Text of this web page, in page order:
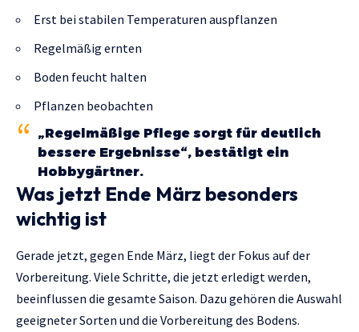
Erst bei stabilen Temperaturen auspflanzen
Regelmäßig ernten
Boden feucht halten
Pflanzen beobachten
„Regelmäßige Pflege sorgt für deutlich
bessere Ergebnisse“, bestätigt ein
Hobbygärtner.
Was jetzt Ende März besonders
wichtig ist
Gerade jetzt, gegen Ende März, liegt der Fokus auf der
Vorbereitung. Viele Schritte, die jetzt erledigt werden,
beeinflussen die gesamte Saison. Dazu gehören die Auswahl
geeigneter Sorten und die Vorbereitung des Bodens.